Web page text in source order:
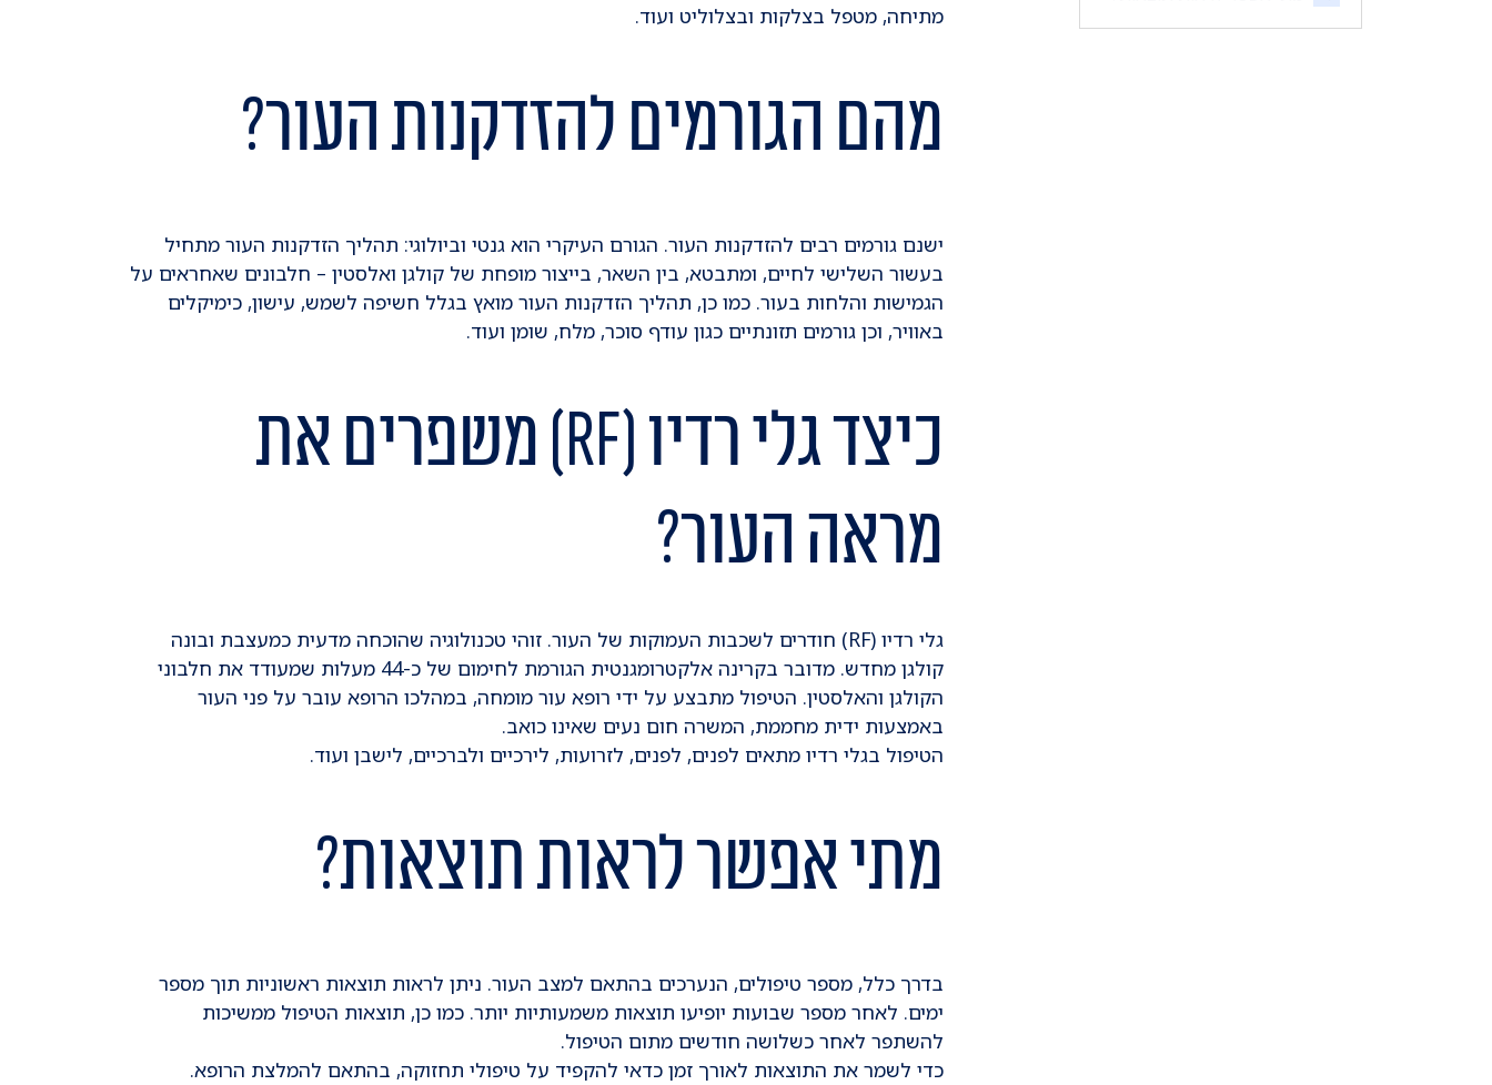
מתיחה, מטפל בצלקות ובצלוליט ועוד.
מהם הגורמים להזדקנות העור?
ישנם גורמים רבים להזדקנות העור. הגורם העיקרי הוא גנטי וביולוגי: תהליך הזדקנות העור מתחיל
בעשור השלישי לחיים, ומתבטא, בין השאר, בייצור מופחת של קולגן ואלסטין – חלבונים שאחראים על
הגמישות והלחות בעור. כמו כן, תהליך הזדקנות העור מואץ בגלל חשיפה לשמש, עישון, כימיקלים
באוויר, וכן גורמים תזונתיים כגון עודף סוכר, מלח, שומן ועוד.
כיצד גלי רדיו (RF) משפרים את
מראה העור?
גלי רדיו (RF) חודרים לשכבות העמוקות של העור. זוהי טכנולוגיה שהוכחה מדעית כמעצבת ובונה
קולגן מחדש. מדובר בקרינה אלקטרומגנטית הגורמת לחימום של כ-44 מעלות שמעודד את חלבוני
הקולגן והאלסטין. הטיפול מתבצע על ידי רופא עור מומחה, במהלכו הרופא עובר על פני העור
באמצעות ידית מחממת, המשרה חום נעים שאינו כואב.
הטיפול בגלי רדיו מתאים לפנים, לפנים, לזרועות, לירכיים ולברכיים, לישבן ועוד.
מתי אפשר לראות תוצאות?
בדרך כלל, מספר טיפולים, הנערכים בהתאם למצב העור. ניתן לראות תוצאות ראשוניות תוך מספר
ימים. לאחר מספר שבועות יופיעו תוצאות משמעותיות יותר. כמו כן, תוצאות הטיפול ממשיכות
להשתפר לאחר כשלושה חודשים מתום הטיפול.
כדי לשמר את התוצאות לאורך זמן כדאי להקפיד על טיפולי תחזוקה, בהתאם להמלצת הרופא.